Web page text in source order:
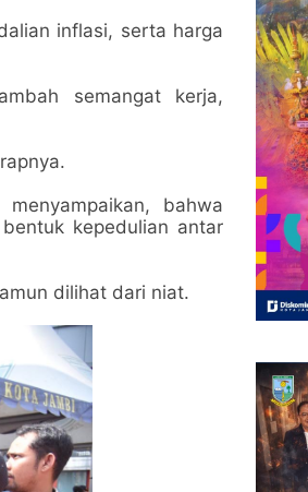
inflasi, serta harga
semangat kerja,
bahwa
kepedulian antar
dilihat dari niat.